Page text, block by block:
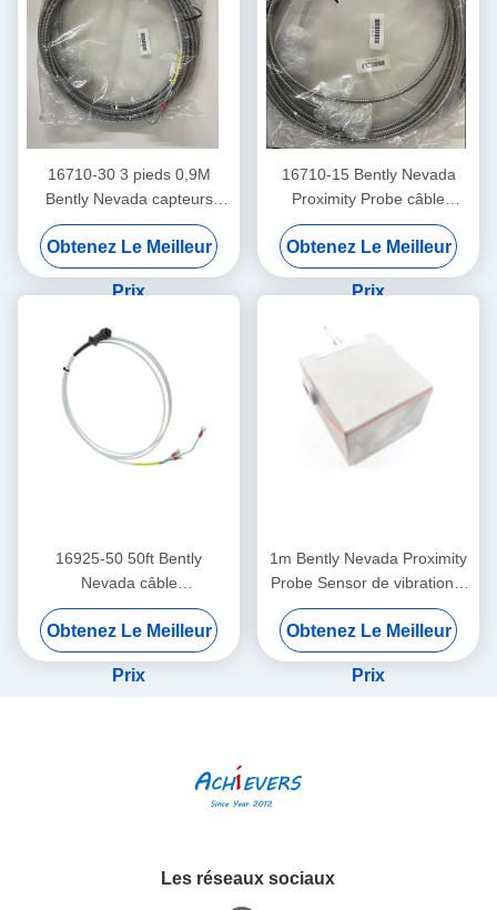
16710-30 3 pieds 0,9M
Bently Nevada capteurs
câble d'interconnexion
Obtenez Le Meilleur
Prix
16710-15 Bently Nevada
Proximity Probe câble
d'interconnexion avec
armure -15 - C
Obtenez Le Meilleur
Prix
16925-50 50ft Bently
Nevada câble
d'interconnexion de
proximité sans blindage
Obtenez Le Meilleur
Prix
1m Bently Nevada Proximity
Probe Sensor de vibration à
double sonde 26530-12-10-
00-000-309-00-03-01
Obtenez Le Meilleur
Prix
Les réseaux sociaux